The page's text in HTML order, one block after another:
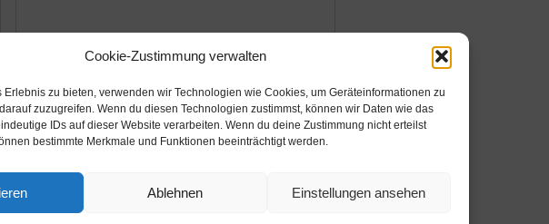
Cookie-Zustimmung verwalten
Erlebnis zu bieten, verwenden wir Technologien wie Cookies, um Geräteinformationen zu
zuzugreifen. Wenn du diesen Technologien zustimmst, können wir Daten wie das
IDs auf dieser Website verarbeiten. Wenn du deine Zustimmung nicht erteilst
bestimmte Merkmale und Funktionen beeinträchtigt werden.
Ablehnen Einstellungen ansehen